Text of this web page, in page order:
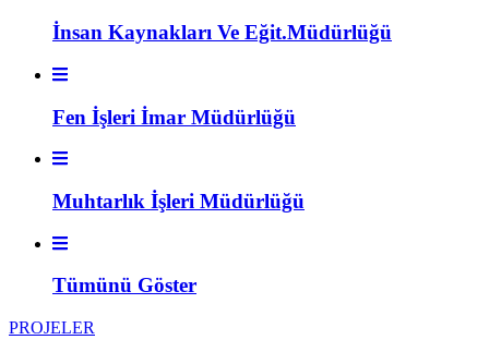
İnsan Kaynakları Ve Eğit.Müdürlüğü
Fen İşleri İmar Müdürlüğü
Muhtarlık İşleri Müdürlüğü
Tümünü Göster
PROJELER